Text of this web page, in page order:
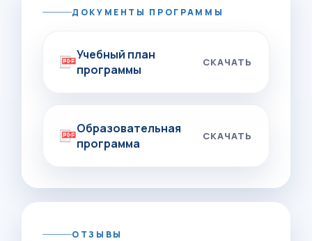
ДОКУМЕНТЫ ПРОГРАММЫ
Учебный план
программы
СКАЧАТЬ
Образовательная
программа
СКАЧАТЬ
ОТЗЫВЫ